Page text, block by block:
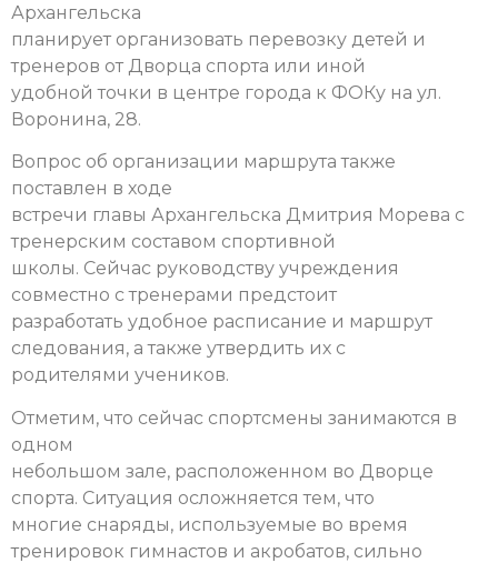
Архангельска
планирует организовать перевозку детей и
тренеров от Дворца спорта или иной
удобной точки в центре города к ФОКу на ул.
Воронина, 28.
Вопрос об организации маршрута также
поставлен в ходе
встречи главы Архангельска Дмитрия Морева с
тренерским составом спортивной
школы. Сейчас руководству учреждения
совместно с тренерами предстоит
разработать удобное расписание и маршрут
следования, а также утвердить их с
родителями учеников.
Отметим, что сейчас спортсмены занимаются в
одном
небольшом зале, расположенном во Дворце
спорта. Ситуация осложняется тем, что
многие снаряды, используемые во время
тренировок гимнастов и акробатов, сильно